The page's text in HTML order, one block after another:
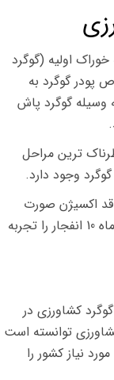
اولیه (گوگرد
پودر گوگرد به
به وسیله گوگرد پاش
ترین مراحل
وجود دارد.
اکسیژن صورت
می گیرد معمولا کارخانجات پودر گوگرد در یک ماه 10 انفجار را تجربه
کشاورزی در
انواع گوگرد کشاورزی توانسته است
نیاز کشور را